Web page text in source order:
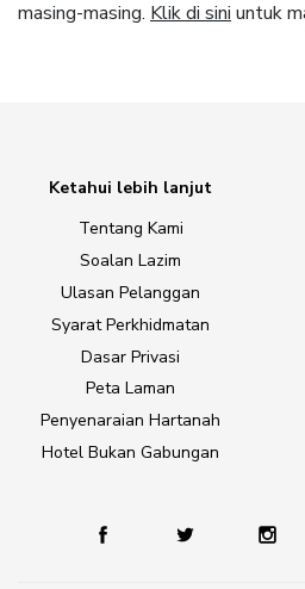
masing-masing. Klik di sini untuk
Ketahui lebih lanjut
Tentang Kami
Soalan Lazim
Ulasan Pelanggan
Syarat Perkhidmatan
Dasar Privasi
Peta Laman
Penyenaraian Hartanah
Hotel Bukan Gabungan